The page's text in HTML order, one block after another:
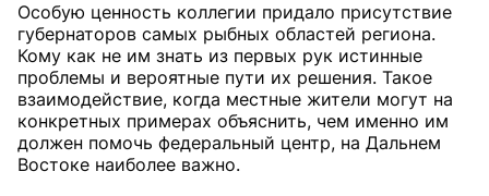
Особую ценность коллегии придало присутствие
губернаторов самых рыбных областей региона.
Кому как не им знать из первых рук истинные
проблемы и вероятные пути их решения. Такое
взаимодействие, когда местные жители могут на
конкретных примерах объяснить, чем именно им
должен помочь федеральный центр, на Дальнем
Востоке наиболее важно.